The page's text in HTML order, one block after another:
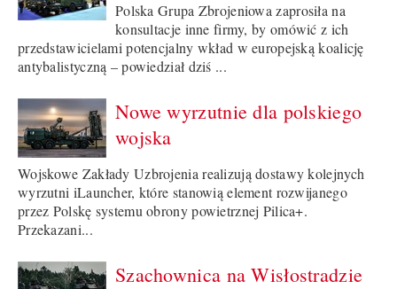
Polska Grupa Zbrojeniowa zaprosiła na
konsultacje inne firmy, by omówić z ich
przedstawicielami potencjalny wkład w europejską koalicję
antybalistyczną – powiedział dziś ...
Nowe wyrzutnie dla polskiego
wojska
Wojskowe Zakłady Uzbrojenia realizują dostawy kolejnych
wyrzutni iLauncher, które stanowią element rozwijanego
przez Polskę systemu obrony powietrznej Pilica+.
Przekazani...
Szachownica na Wisłostradzie